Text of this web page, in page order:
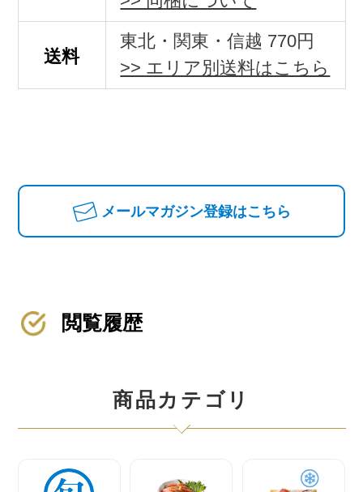
送料
東北・関東・信越 770円
>> エリア別送料はこちら
メールマガジン登録はこちら
閲覧履歴
商品カテゴリ